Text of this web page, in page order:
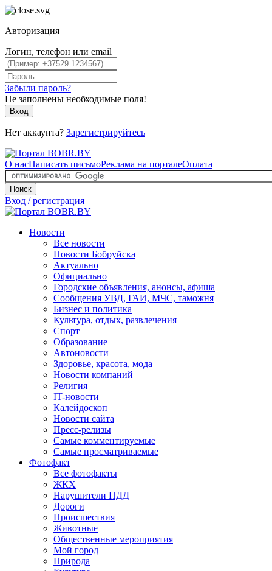
Авторизация
Логин, телефон или email
Забыли пароль?
Не заполнены необходимые поля!
Вход
Нет аккаунта? Зарегистрируйтесь
О насНаписать письмоРеклама на порталеОплата
Поиск
Вход / регистрация
Новости
Все новости
Новости Бобруйска
Актуально
Официально
Городские объявления, анонсы, афиша
Сообщения УВД, ГАИ, МЧС, таможня
Бизнес и политика
Культура, отдых, развлечения
Спорт
Образование
Автоновости
Здоровье, красота, мода
Новости компаний
Религия
IT-новости
Калейдоскоп
Новости сайта
Пресс-релизы
Самые комментируемые
Самые просматриваемые
Фотофакт
Все фотофакты
ЖКХ
Нарушители ПДД
Дороги
Происшествия
Животные
Общественные мероприятия
Мой город
Природа